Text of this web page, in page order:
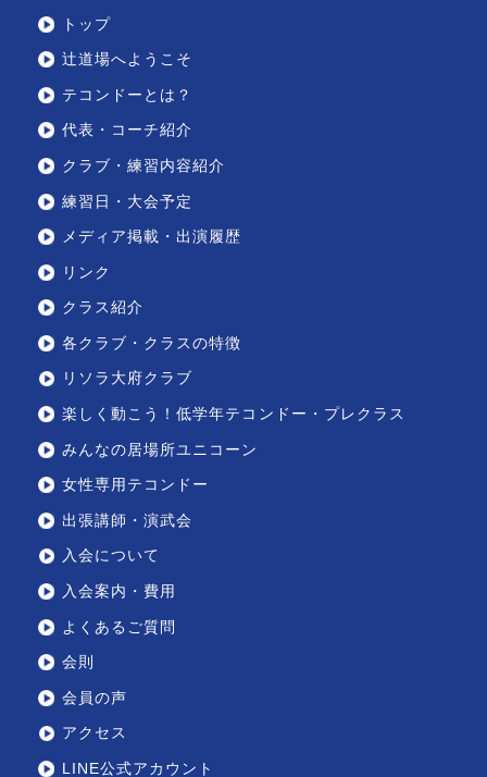
トップ
辻道場へようこそ
テコンドーとは？
代表・コーチ紹介
クラブ・練習内容紹介
練習日・大会予定
メディア掲載・出演履歴
リンク
クラス紹介
各クラブ・クラスの特徴
リソラ大府クラブ
楽しく動こう！低学年テコンドー・プレクラス
みんなの居場所ユニコーン
女性専用テコンドー
出張講師・演武会
入会について
入会案内・費用
よくあるご質問
会則
会員の声
アクセス
LINE公式アカウント